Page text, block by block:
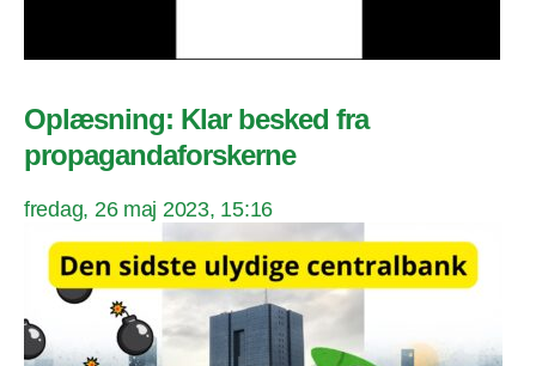
Oplæsning: Klar besked fra
propagandaforskerne
fredag, 26 maj 2023, 15:16